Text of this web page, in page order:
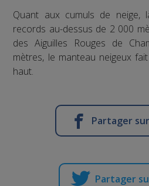
Quant aux cumuls de neige,
records au-dessus de 2 000
des Aiguilles Rouges de
mètres, le manteau neigeux
haut.
Partager
Partager